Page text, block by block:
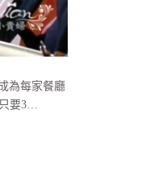
為每家餐廳
要3…